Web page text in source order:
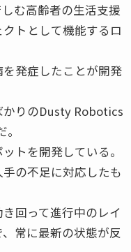
む高齢者の生活支援
トとして機能するロ
発症したことが開発
りのDusty Robotics
トを開発している。
の不足に対応したも
回って進行中のレイ
常に最新の状態が反